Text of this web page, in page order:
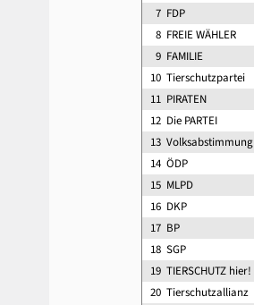
7 FDP
8 FREIE WÄHLER
9 FAMILIE
10 Tierschutzpartei
11 PIRATEN
12 Die PARTEI
13 Volksabstimmung
14 ÖDP
15 MLPD
16 DKP
17 BP
18 SGP
19 TIERSCHUTZ hier!
20 Tierschutzallianz